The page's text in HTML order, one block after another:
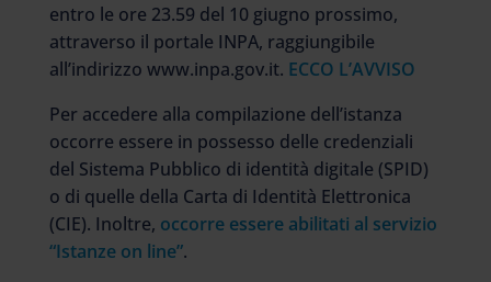
entro le ore 23.59 del 10 giugno prossimo,
attraverso il portale INPA, raggiungibile
all’indirizzo www.inpa.gov.it. ECCO L’AVVISO
Per accedere alla compilazione dell’istanza
occorre essere in possesso delle credenziali
del Sistema Pubblico di identità digitale (SPID)
o di quelle della Carta di Identità Elettronica
(CIE). Inoltre, occorre essere abilitati al servizio
“Istanze on line”.